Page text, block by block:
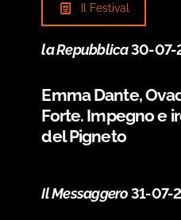
Il Festival
la Repubblica30-07-
Emma Dante,
Forte. Impegno e
del Pigneto
Il Messaggero31-07-